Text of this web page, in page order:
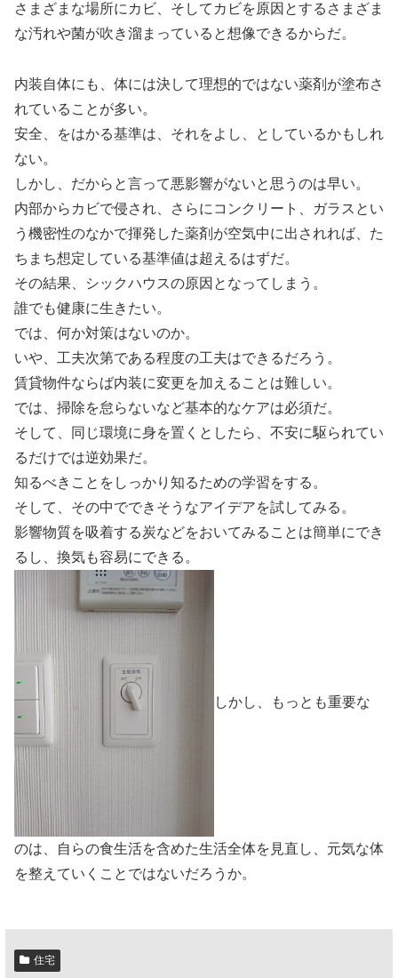
さまざまな場所にカビ、そしてカビを原因とするさまざま
な汚れや菌が吹き溜まっていると想像できるからだ。
内装自体にも、体には決して理想的ではない薬剤が塗布さ
れていることが多い。
安全、をはかる基準は、それをよし、としているかもしれ
ない。
しかし、だからと言って悪影響がないと思うのは早い。
内部からカビで侵され、さらにコンクリート、ガラスとい
う機密性のなかで揮発した薬剤が空気中に出されれば、た
ちまち想定している基準値は超えるはずだ。
その結果、シックハウスの原因となってしまう。
誰でも健康に生きたい。
では、何か対策はないのか。
いや、工夫次第である程度の工夫はできるだろう。
賃貸物件ならば内装に変更を加えることは難しい。
では、掃除を怠らないなど基本的なケアは必須だ。
そして、同じ環境に身を置くとしたら、不安に駆られてい
るだけでは逆効果だ。
知るべきことをしっかり知るための学習をする。
そして、その中でできそうなアイデアを試してみる。
影響物質を吸着する炭などをおいてみることは簡単にでき
るし、換気も容易にできる。
しかし、もっとも重要な
のは、自らの食生活を含めた生活全体を見直し、元気な体
を整えていくことではないだろうか。
住宅